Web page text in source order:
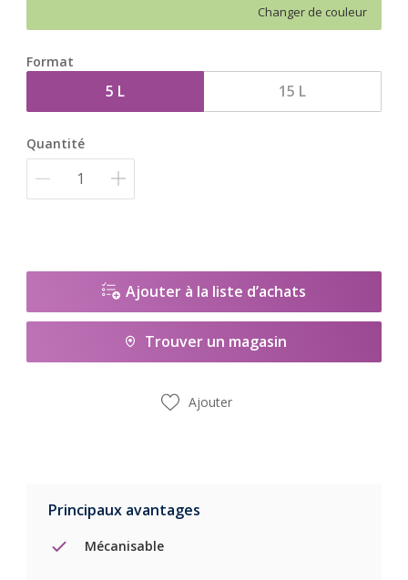
Changer de couleur
Format
5 L 15 L
Quantité
Ajouter à la liste d’achats
Trouver un magasin
Ajouter
Principaux avantages
Mécanisable